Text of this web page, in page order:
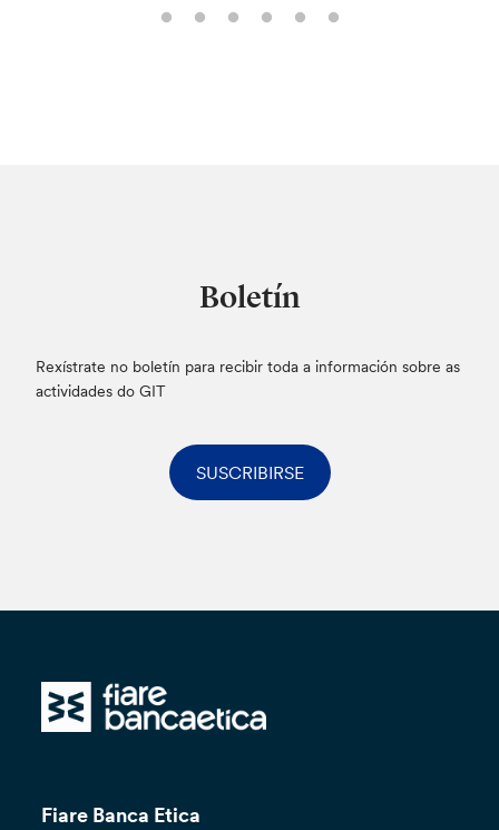
Boletín
Rexístrate no boletín para recibir toda a información sobre as
actividades do GIT
SUSCRIBIRSE
Fiare Banca Etica